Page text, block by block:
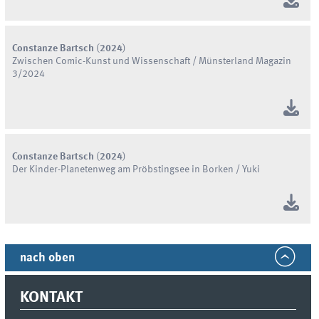
Constanze Bartsch ( 2024)
Zwischen Comic-Kunst und Wissenschaft / Münsterland Magazin
3/2024
Constanze Bartsch (2024)
Der Kinder-Planetenweg am Pröbstingsee in Borken / Yuki
nach oben
KONTAKT